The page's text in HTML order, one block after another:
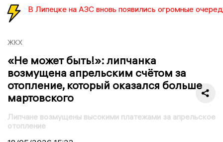
В Липецке на АЗС вновь появились огромные
ЖКХ
«Не может быть!»: липчанка
возмущена апрельским счётом за
отопление, который оказался больше
мартовского
Липчане возмущены высокими платежами за апрельское
отопление